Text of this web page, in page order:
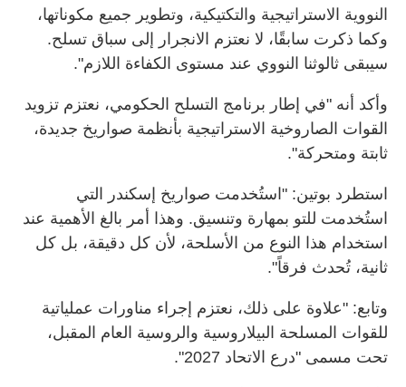
النووية الاستراتيجية والتكتيكية، وتطوير جميع مكوناتها،
وكما ذكرت سابقًا، لا نعتزم الانجرار إلى سباق تسلح.
سيبقى ثالوثنا النووي عند مستوى الكفاءة اللازم".
وأكد أنه "في إطار برنامج التسلح الحكومي، نعتزم تزويد
القوات الصاروخية الاستراتيجية بأنظمة صواريخ جديدة،
ثابتة ومتحركة".
استطرد بوتين: "استُخدمت صواريخ إسكندر التي
استُخدمت للتو بمهارة وتنسيق. وهذا أمر بالغ الأهمية عند
استخدام هذا النوع من الأسلحة، لأن كل دقيقة، بل كل
ثانية، تُحدث فرقاً".
وتابع: "علاوة على ذلك، نعتزم إجراء مناورات عملياتية
للقوات المسلحة البيلاروسية والروسية العام المقبل،
تحت مسمى "درع الاتحاد 2027".